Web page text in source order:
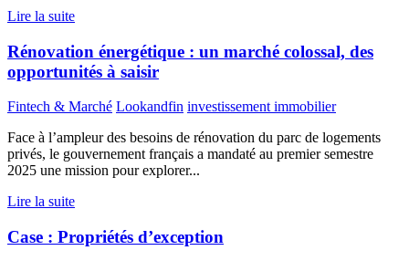
Lire la suite
Rénovation énergétique : un marché colossal, des
opportunités à saisir
Fintech & Marché Lookandfin investissement immobilier
Face à l’ampleur des besoins de rénovation du parc de logements
privés, le gouvernement français a mandaté au premier semestre
2025 une mission pour explorer...
Lire la suite
Case : Propriétés d’exception